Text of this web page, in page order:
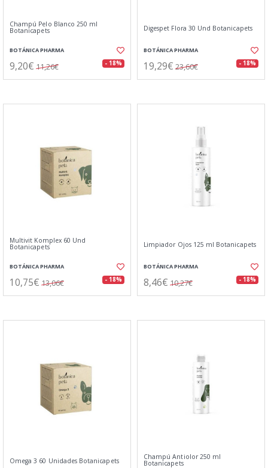
Champú Pelo Blanco 250 ml
Botanicapets
BOTÁNICA PHARMA
9,20€ 11,26€ - 18%
Digespet Flora 30 Und Botanicapets
BOTÁNICA PHARMA
19,29€ 23,60€ - 18%
Multivit Komplex 60 Und
Botanicapets
BOTÁNICA PHARMA
10,75€ 13,06€ - 18%
Limpiador Ojos 125 ml Botanicapets
BOTÁNICA PHARMA
8,46€ 10,27€ - 18%
Omega 3 60 Unidades Botanicapets Champú Antiolor 250 ml
Botanicapets